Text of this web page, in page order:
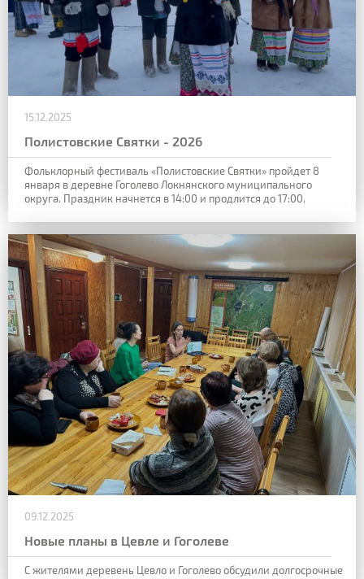
15.12.2025
Полистовские Святки - 2026
Фольклорный фестиваль «Полистовские Святки» пройдет 8
января в деревне Гоголево Локнянского муниципального
округа. Праздник начнется в 14:00 и продлится до 17:00.
09.12.2025
Новые планы в Цевле и Гоголеве
С жителями деревень Цевло и Гоголево обсудили долгосрочные